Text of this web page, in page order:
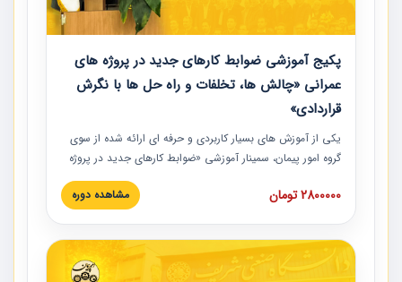
پکیج آموزشی ضوابط کارهای جدید در پروژه های
عمرانی «چالش ها، تخلفات و راه حل ها با نگرش
قراردادی»
یکی از آموزش‏‏‏‏‏‏ های بسیار کاربردی و حرفه‏ ای ارائه شده از سوی
گروه امور پیمان، سمینار آموزشی «ضوابط کارهای جدید در پروژه
های عمرانی» چالش ها، تخلفات و راه حل ها با نگرش قراردادی
است که در محل سندیکای شرکت های ساختمانی کشور ارائه شد.
مدارک پیمان به همراه تجربیات عملی ارائه شده است.
2800000 تومان مشاهده دوره